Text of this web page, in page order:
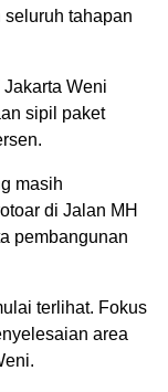
tahapan
Weni
sipil paket
masih
di Jalan MH
pembangunan
terlihat. Fokus
area